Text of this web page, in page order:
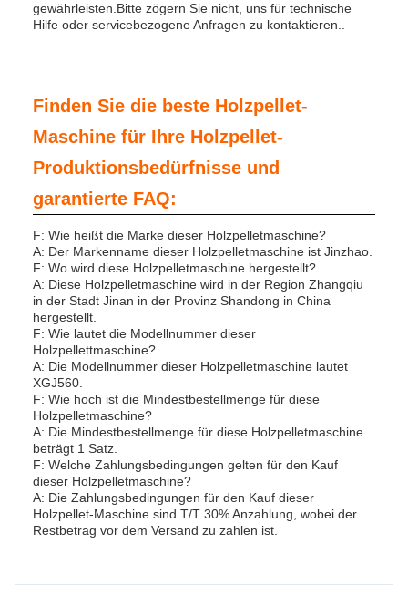
gewährleisten.Bitte zögern Sie nicht, uns für technische
Hilfe oder servicebezogene Anfragen zu kontaktieren..
Finden Sie die beste Holzpellet-
Maschine für Ihre Holzpellet-
Produktionsbedürfnisse und
garantierte FAQ:
F: Wie heißt die Marke dieser Holzpelletmaschine?
A: Der Markenname dieser Holzpelletmaschine ist Jinzhao.
F: Wo wird diese Holzpelletmaschine hergestellt?
A: Diese Holzpelletmaschine wird in der Region Zhangqiu
in der Stadt Jinan in der Provinz Shandong in China
hergestellt.
F: Wie lautet die Modellnummer dieser
Holzpellettmaschine?
A: Die Modellnummer dieser Holzpelletmaschine lautet
XGJ560.
F: Wie hoch ist die Mindestbestellmenge für diese
Holzpelletmaschine?
A: Die Mindestbestellmenge für diese Holzpelletmaschine
beträgt 1 Satz.
F: Welche Zahlungsbedingungen gelten für den Kauf
dieser Holzpelletmaschine?
A: Die Zahlungsbedingungen für den Kauf dieser
Holzpellet-Maschine sind T/T 30% Anzahlung, wobei der
Restbetrag vor dem Versand zu zahlen ist.